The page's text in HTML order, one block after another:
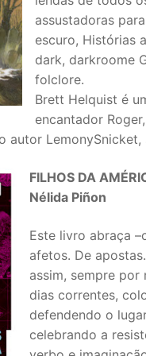
assustadoras
escuro, Histórias
dark, darkroome
folclore.
Brett Helquist é
encantador
autor
FILHOS DA
Nélida Piñon
Este livro abraça
afetos. De
assim, sempre
dias correntes,
defendendo o
celebrando a